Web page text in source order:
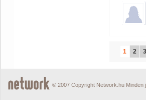
1 2 3
© 2007 Copyright Network.hu Minden